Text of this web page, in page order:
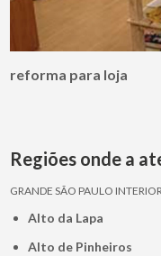
reforma para loja
Regiões onde a
GRANDE SÃO PAULO
Alto da Lapa
Alto de Pinheiros